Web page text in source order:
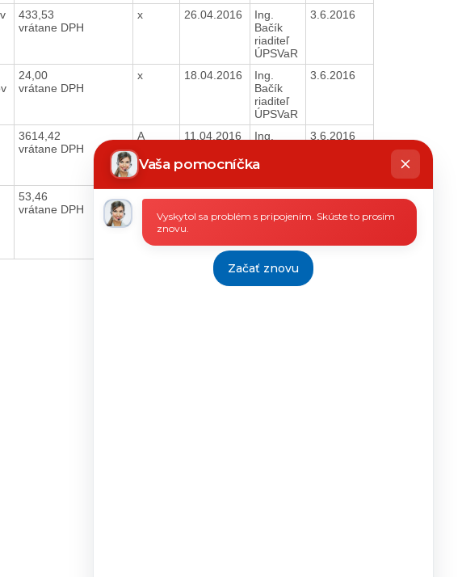
433,53
vrátane DPH
x 26.04.2016
Ing.
Bačík
riaditeľ
ÚPSVaR
3.6.2016
24,00
vrátane DPH
x 18.04.2016
Ing.
Bačík
riaditeľ
ÚPSVaR
3.6.2016
3614,42
vrátane DPH
A 11.04.2016
Ing.
riaditeľ
3.6.2016
53,46
vrátane DPH
x 11.04.2016
Ing.
riaditeľ
3.6.2016
Vaša pomocníčka
Chatbot
píše
Vyskytol sa problém s pripojením. Skúste to prosím
znovu.
Začať znovu